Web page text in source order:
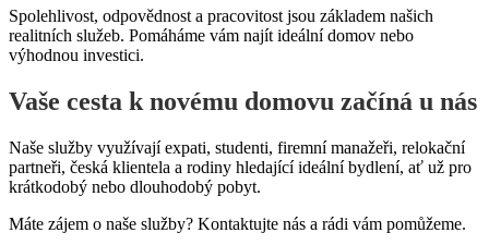
Spolehlivost, odpovědnost a pracovitost jsou základem našich
realitních služeb. Pomáháme vám najít ideální domov nebo
výhodnou investici.
Vaše cesta k novému domovu začíná u nás
Naše služby využívají expati, studenti, firemní manažeři, relokační
partneři, česká klientela a rodiny hledající ideální bydlení, ať už pro
krátkodobý nebo dlouhodobý pobyt.
Máte zájem o naše služby? Kontaktujte nás a rádi vám pomůžeme.